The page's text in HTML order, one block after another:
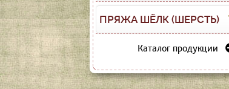
ПРЯЖА ШЁЛК (ШЕРСТЬ)
Каталог продукции